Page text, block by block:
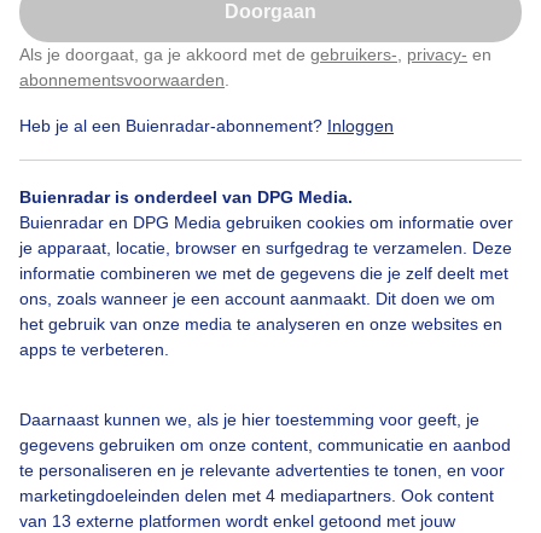
Doorgaan
Als je doorgaat, ga je akkoord met de gebruikers- privacy- en
abonnementsvoorwaarden
Heb je al een Buienradar-abonnement? Inloggen
Buienradar is onderdeel van DPG Media.
Buienradar en DPG Media gebruiken cookies om informatie over
je apparaat, locatie, browser en surfgedrag te verzamelen. Deze
informatie combineren we met de gegevens die je zelf deelt met
ons, zoals wanneer je een account aanmaakt. Dit doen we om
het gebruik van onze media te analyseren en onze websites en
apps te verbeteren.
Daarnaast kunnen we, als je hier toestemming voor geeft, je
gegevens gebruiken om onze content, communicatie en aanbod
te personaliseren en je relevante advertenties te tonen, en voor
marketingdoeleinden delen met 4 mediapartners. Ook content
van 13 externe platformen wordt enkel getoond met jouw
Door: Toon Boons
Bekijk slideshow
Een moment geduld aub...
Klik hierom dit aan te passen